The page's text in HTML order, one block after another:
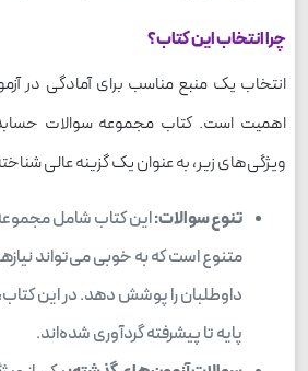
چرا انتخاب این کتاب؟
انتخاب یک منبع مناسب برای آمادگی در
اهمیت است. کتاب مجموعه سوالات
ویژگی‌های زیر، به عنوان یک گزینه عالی
تنوع سوالات:این کتاب شامل
متنوع است که به خوبی می‌تواند
داوطلبان را پوشش دهد. در این
پایه تا پیشرفته گردآوری شده‌اند.